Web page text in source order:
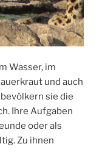
Wasser, im
und auch
sie die
Ihre Aufgaben
oder als
Zu ihnen